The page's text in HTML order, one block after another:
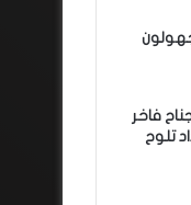
بجناح فاخر
تلوح